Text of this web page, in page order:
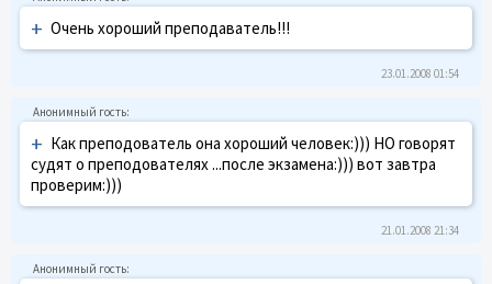
+ Очень хороший преподаватель!!!
23.01.2008 01:54
+ Как преподователь она хороший человек:))) НО говорят
судят о преподователях ...после экзамена:))) вот завтра
проверим:)))
21.01.2008 21:34